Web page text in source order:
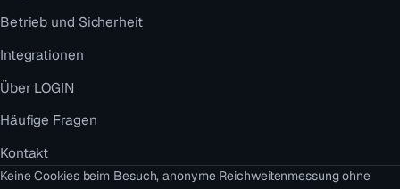
Betrieb und Sicherheit
Integrationen
Über LOGIN
Häufige Fragen
Kontakt
Keine Cookies beim Besuch, anonyme Reichweitenmessung ohne